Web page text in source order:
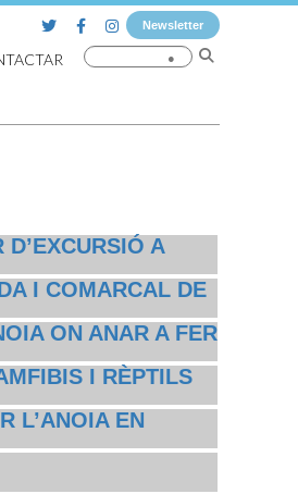
Newsletter
A
I COMARCAL DE
ON ANAR A FER
I RÈPTILS
L’ANOIA EN